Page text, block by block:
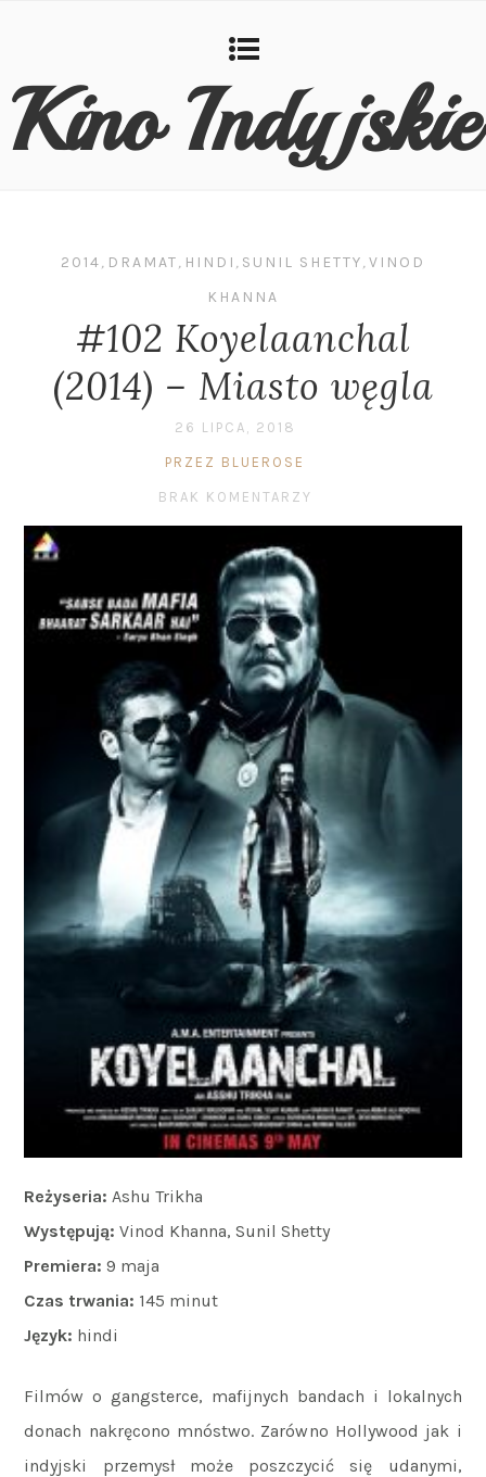
Kino Indyjskie
2014, DRAMAT, HINDI , SUNIL SHETTY,VINOD
KHANNA
#102 Koyelaanchal
(2014) – Miasto węgla
26 LIPCA, 2018
PRZEZ BLUEROSE
BRAK KOMENTARZY
Reżyseria: Ashu Trikha
Występują: Vinod Khanna, Sunil Shetty
Premiera: 9 maja
Czas trwania: 145 minut
Język: hindi
Filmów o gangsterce, mafijnych bandach i lokalnych
donach nakręcono mnóstwo. Zarówno Hollywood jak i
indyjski przemysł może poszczycić się udanymi,